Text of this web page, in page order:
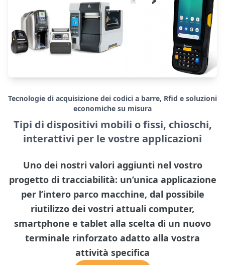
Tecnologie di acquisizione dei codici a barre, Rfid e soluzioni
economiche su misura
Tipi di dispositivi mobili o fissi, chioschi,
interattivi per le vostre applicazioni
Uno dei nostri valori aggiunti nel vostro
progetto di tracciabilità: un’unica applicazione
per l’intero parco macchine, dal possibile
riutilizzo dei vostri attuali computer,
smartphone e tablet alla scelta di un nuovo
terminale rinforzato adatto alla vostra
attività specifica